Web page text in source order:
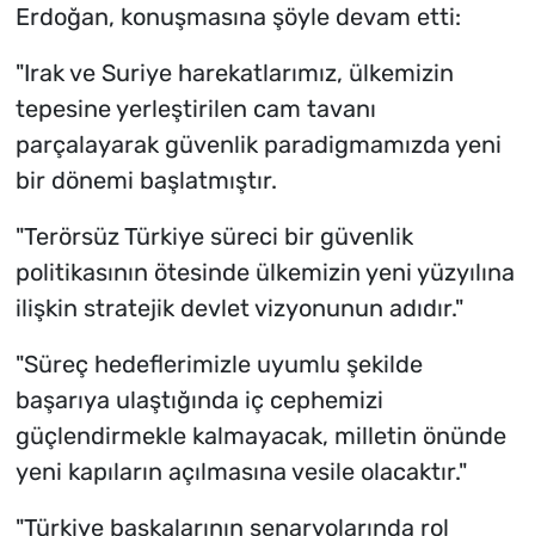
Erdoğan, konuşmasına şöyle devam etti:
"Irak ve Suriye harekatlarımız, ülkemizin
tepesine yerleştirilen cam tavanı
parçalayarak güvenlik paradigmamızda yeni
bir dönemi başlatmıştır.
"Terörsüz Türkiye süreci bir güvenlik
politikasının ötesinde ülkemizin yeni yüzyılına
ilişkin stratejik devlet vizyonunun adıdır."
"Süreç hedeflerimizle uyumlu şekilde
başarıya ulaştığında iç cephemizi
güçlendirmekle kalmayacak, milletin önünde
yeni kapıların açılmasına vesile olacaktır."
"Türkiye başkalarının senaryolarında rol